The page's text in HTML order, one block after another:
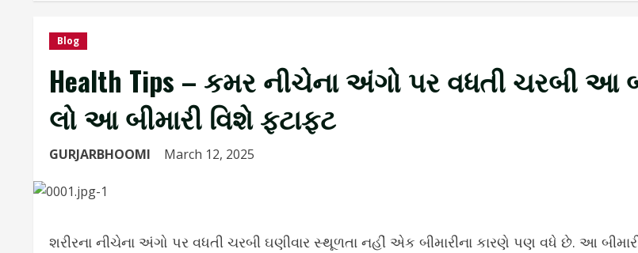
Blog
Health Tips – કમર નીચેના અંગો પર વધતી ચરબી આ
લો આ બીમારી વિશે ફટાફટ
GURJARBHOOMI March 12, 2025
શરીરના નીચેના અંગો પર વધતી ચરબી ઘણીવાર સ્થૂળતા નહીં એક બીમારીના કારણે પણ વધે છે. આ